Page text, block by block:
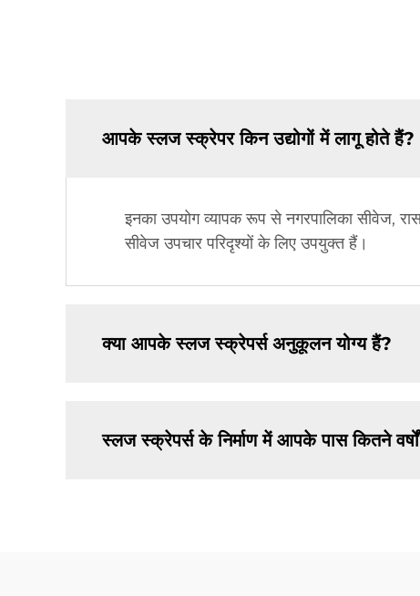
आपके स्लज स्क्रेपर किन उद्योगों में लागू होते हैं?
इनका उपयोग व्यापक रूप से नगरपालिका सीवेज,
सीवेज उपचार परिदृश्यों के लिए उपयुक्त हैं।
क्या आपके स्लज स्क्रेपर्स अनुकूलन योग्य हैं?
स्लज स्क्रेपर्स के निर्माण में आपके पास कितने